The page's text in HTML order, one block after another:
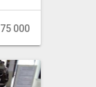
75 000